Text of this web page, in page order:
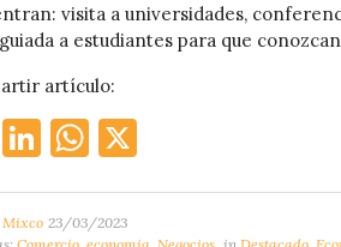
visita a universidades,
a estudiantes para que
artículo:
Facebook
LinkedIn
WhatsApp
Mixco 23/03/2023